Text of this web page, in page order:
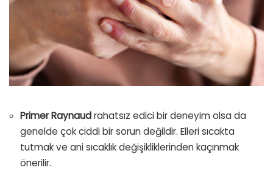
Primer Raynaudrahatsız edici bir deneyim olsa da
genelde çok ciddi bir sorun değildir. Elleri sıcakta
tutmak ve ani sıcaklık değişikliklerinden kaçınmak
önerilir.